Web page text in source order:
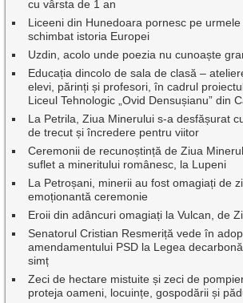
cu vârsta de 1 an
Liceeni din Hunedoara pornesc pe
schimbat istoria Europei
Uzdin, acolo unde poezia nu cunoaște
Educația dincolo de sala de clasă –
elevi, părinți și profesori, în cadrul
Liceul Tehnologic „Ovid Densușianu” din
La Petrila, Ziua Minerului s-a desfășurat
de trecut și încredere pentru viitor
Ceremonii de recunoștință de Ziua
suflet a mineritului românesc, la Lupeni
La Petroșani, minerii au fost omagiați de
emoționantă ceremonie
Eroii din adâncuri omagiați la Vulcan, de
Senatorul Cristian Resmeriță vede în
amendamentului PSD la Legea
simț
Zeci de hectare mistuite și zeci de
proteja oameni, locuințe, gospodării și